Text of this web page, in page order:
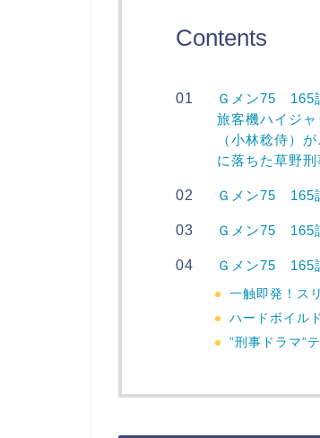
Contents
Ｇメン75 165
旅客機ハイジ
（小林稔侍）
に落ちた草野
Ｇメン75 165
Ｇメン75 165
Ｇメン75 165
一触即発！ス
ハードボイル
”刑事ドラマ”